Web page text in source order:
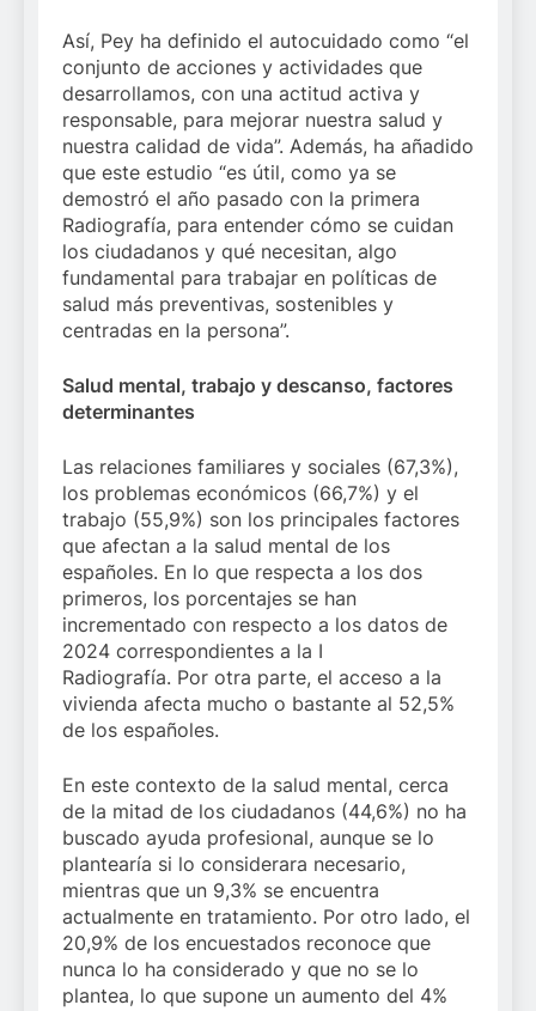
Así, Pey ha definido el autocuidado como “el
conjunto de acciones y actividades que
desarrollamos, con una actitud activa y
responsable, para mejorar nuestra salud y
nuestra calidad de vida”. Además, ha añadido
que este estudio “es útil, como ya se
demostró el año pasado con la primera
Radiografía, para entender cómo se cuidan
los ciudadanos y qué necesitan, algo
fundamental para trabajar en políticas de
salud más preventivas, sostenibles y
centradas en la persona”.
Salud mental, trabajo y descanso, factores
determinantes
Las relaciones familiares y sociales (67,3%),
los problemas económicos (66,7%) y el
trabajo (55,9%) son los principales factores
que afectan a la salud mental de los
españoles. En lo que respecta a los dos
primeros, los porcentajes se han
incrementado con respecto a los datos de
2024 correspondientes a la I
Radiografía. Por otra parte, el acceso a la
vivienda afecta mucho o bastante al 52,5%
de los españoles.
En este contexto de la salud mental, cerca
de la mitad de los ciudadanos (44,6%) no ha
buscado ayuda profesional, aunque se lo
plantearía si lo considerara necesario,
mientras que un 9,3% se encuentra
actualmente en tratamiento. Por otro lado, el
20,9% de los encuestados reconoce que
nunca lo ha considerado y que no se lo
plantea, lo que supone un aumento del 4%